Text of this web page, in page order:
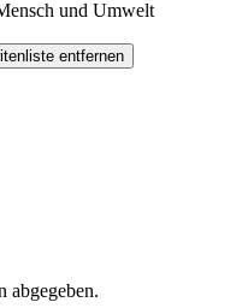
entfernen
abgegeben.